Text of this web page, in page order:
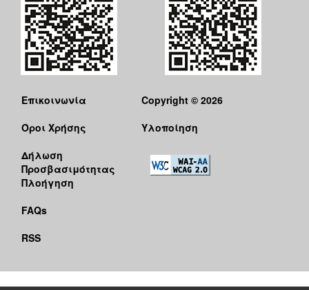
Επικοινωνία
Όροι Χρήσης
Δήλωση
Προσβασιμότητας
Πλοήγηση
FAQs
RSS
Copyright © 2026
Υλοποίηση